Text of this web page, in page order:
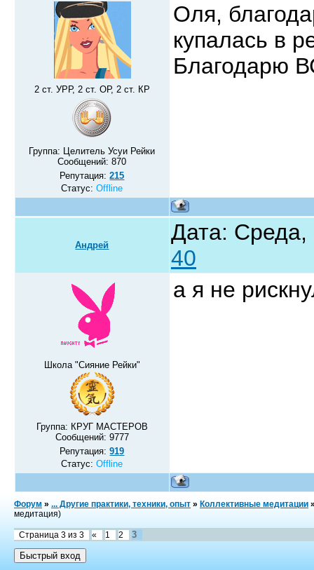
2 ст. УРР, 2 ст. ОР, 2 ст. КР
Группа: Целитель Усуи Рейки
Сообщений:870
Репутация:215
Статус:Offline
Оля,
купалась в
Благодарю
Андрей
Дата:
40
Школа "Сияние Рейки"
Группа: КРУГ МАСТЕРОВ
Сообщений: 9777
Репутация:919
Статус:Offline
а я не
Форум » ... Другие практики, техники, опыт » Коллективные медитации
медитация)
Страница 3 из 3 « 1 2 3